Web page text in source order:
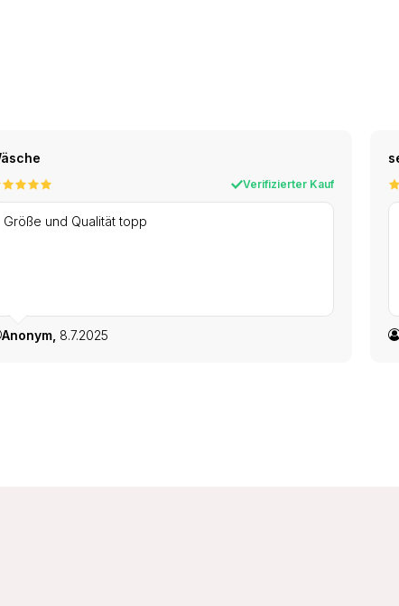
Verifizierter Kauf
Größe und Qualität topp
Anonym, 8.7.2025